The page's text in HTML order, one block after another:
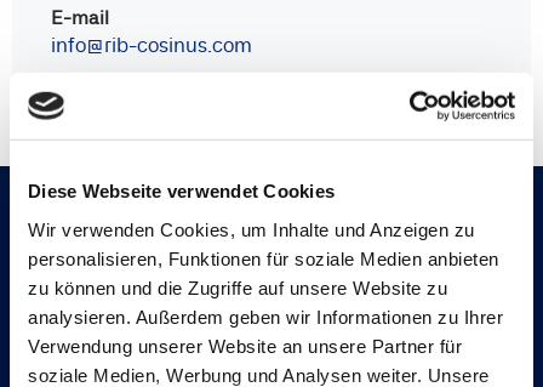
Diese Webseite verwendet Cookies
Wir verwenden Cookies, um Inhalte und Anzeigen zu
personalisieren, Funktionen für soziale Medien anbieten
zu können und die Zugriffe auf unsere Website zu
analysieren. Außerdem geben wir Informationen zu Ihrer
Verwendung unserer Website an unsere Partner für
soziale Medien, Werbung und Analysen weiter. Unsere
E-mail
info@rib-cosinus.com
Melden Sie sich für die Continia News
an
Anmelden